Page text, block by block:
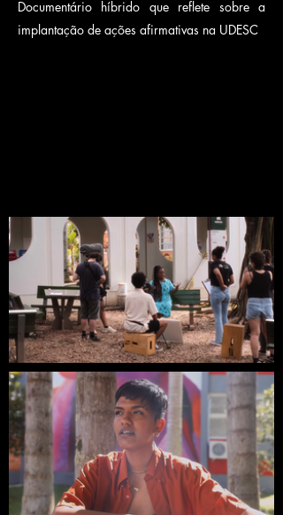
Documentário híbrido que reflete sobre a
implantação de ações afirmativas na UDESC